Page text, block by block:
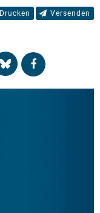
Drucken Versenden